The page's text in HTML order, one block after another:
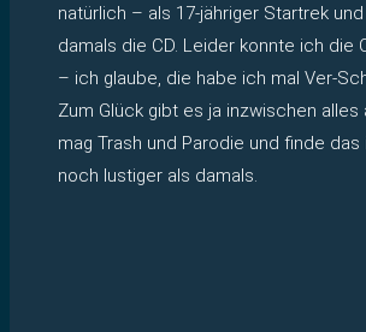
natürlich – als 17-jähriger Startrek
damals die CD. Leider konnte ich die
– ich glaube, die habe ich mal Ver-
Zum Glück gibt es ja inzwischen alles
mag Trash und Parodie und finde
noch lustiger als damals.